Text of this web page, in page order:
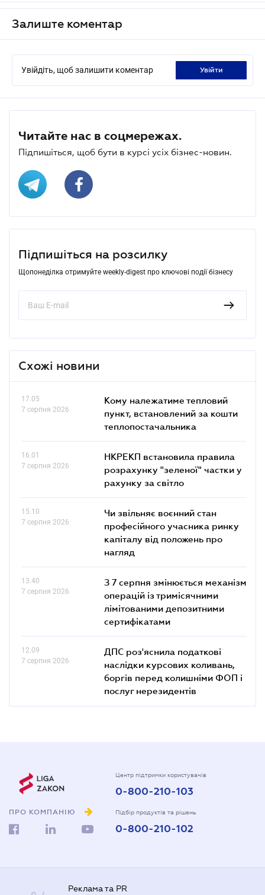
Залиште коментар
Увійдіть, щоб залишити коментар увійти
Читайте нас в соцмережах.
Підпишіться, щоб бути в курсі усіх бізнес-новин.
Підпишіться на розсилку
Щопонеділка отримуйте weekly-digest про ключові події бізнесу
Схожі новини
17.05
7 серпня 2026
Кому належатиме тепловий
пункт, встановлений за кошти
теплопостачальника
16.01
7 серпня 2026
НКРЕКП встановила правила
розрахунку "зеленої" частки у
рахунку за світло
15.10
7 серпня 2026
Чи звільняє воєнний стан
професійного учасника ринку
капіталу від положень про
нагляд
13.40
7 серпня 2026
З 7 серпня змінюється механізм
операцій із тримісячними
лімітованими депозитними
сертифікатами
12.09
7 серпня 2026
ДПС роз'яснила податкові
наслідки курсових коливань,
боргів перед колишніми ФОП і
послуг нерезидентів
ПРО КОМПАНІЮ
Центр підтримки користувачів
0-800-210-103
Підбір продуктів та рішень
0-800-210-102
Реклама та PR